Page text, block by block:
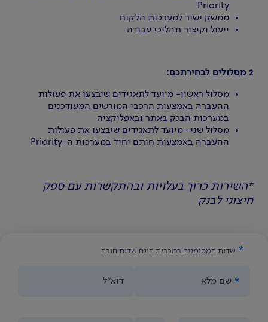
Priority
ממשק ישיר למערכות הלקוח
ייעול וקיצור תהליכי עבודה
2 מסלולים לבחירתכם:
מסלול ראשון- מיועד לתאגידים שיבצעו את פעולות
ההעברה באמצעות הרכבי המורשים המעודכנים
במערכות הבנק באתר ובאפליקציה
מסלול שני- מיועד לתאגידים שיבצעו את פעולות
ההעברה באמצעות חותם יחיד במערכות ה-Priority
*השירות כרוך בעלויות ובהתקשרות עם ספק
חיצוני לבנק
שדות המסומנים בכוכבית הינם שדות חובה
שם מלא דוא"ל